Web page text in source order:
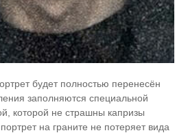
будет полностью перенесён
заполняются специальной
которой не страшны капризы
на граните не потеряет вида